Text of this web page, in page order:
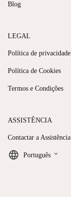
Blog
LEGAL
Política de privacidade
Política de Cookies
Termos e Condições
ASSISTÊNCIA
Contactar a Assistência
Português keyboard_arrow_down